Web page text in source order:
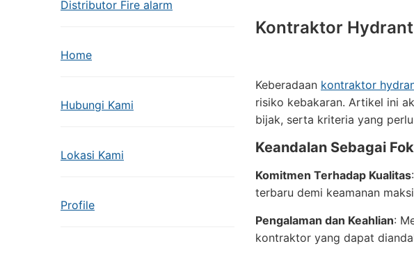
Distributor Fire alarm
Home
Hubungi Kami
Lokasi Kami
Profile
Kontraktor
Keberadaan kontraktor
risiko kebakaran. Artikel ini
bijak, serta kriteria yang
Keandalan Sebagai
Komitmen Terhadap Kualitas
terbaru demi keamanan
Pengalaman dan Keahlian:
kontraktor yang dapat